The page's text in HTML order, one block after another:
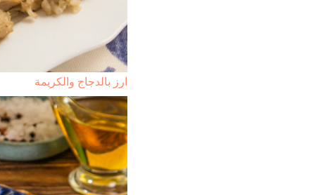
ارز بالدجاج والكريمة